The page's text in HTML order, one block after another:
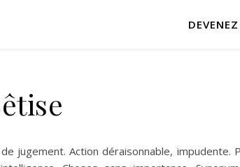
jugement. Action déraisonnable, impudente.